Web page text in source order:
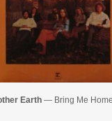
Earth— Bring Me